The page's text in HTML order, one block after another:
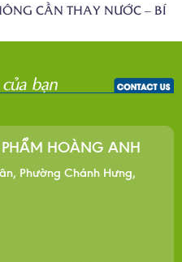
CẦN THAY NƯỚC – BÍ
HOÀNG ANH
Phường Chánh Hưng,